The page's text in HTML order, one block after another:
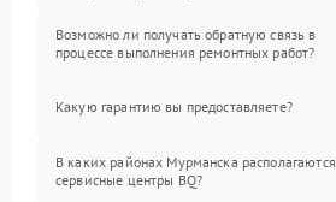
Возможно ли получать обратную связь в
процессе выполнения ремонтных работ?
Какую гарантию вы предоставляете?
В каких районах Мурманска располагаются
сервисные центры BQ?